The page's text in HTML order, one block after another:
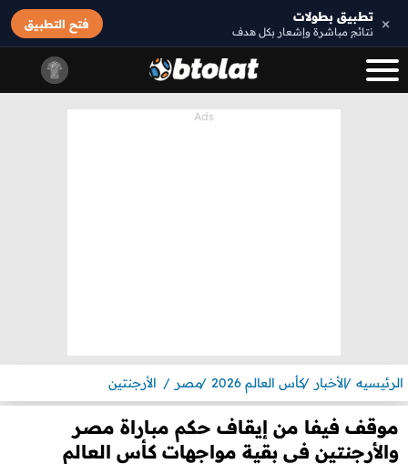
× تطبيق بطولات
نتائج مباشرة وإشعار بكل هدف
فتح التطبيق
الرئيسيه الأخبار كأس العالم 2026 مصر الأرجنتين
موقف فيفا من إيقاف حكم مباراة مصر
والأرجنتين في بقية مواجهات كأس العالم